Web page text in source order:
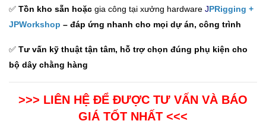
✅ Tồn kho sẵn hoặc gia công tại xưởng hardware JPRigging +
JPWorkshop – đáp ứng nhanh cho mọi dự án, công trình
✅ Tư vấn kỹ thuật tận tâm, hỗ trợ chọn đúng phụ kiện cho
bộ dây chằng hàng
>>> LIÊN HỆ ĐỂ ĐƯỢC TƯ VẤN VÀ BÁO
GIÁ TỐT NHẤT <<<